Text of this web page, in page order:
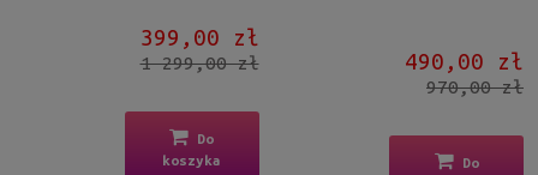
399,00 zł
1 299,00 zł
Do
koszyka
490,00 zł
970,00 zł
Do